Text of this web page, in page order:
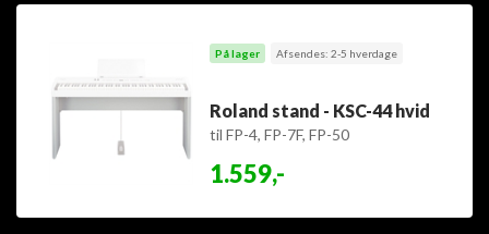
På lager Afsendes: 2-5 hverdage
Roland stand - KSC-44 hvid
til FP-4, FP-7F, FP-50
1.559,-